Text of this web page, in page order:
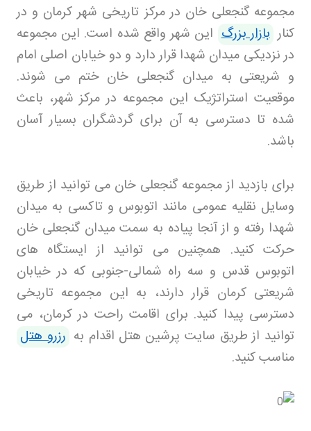
مجموعه گنجعلی خان در مرکز تاریخی شهر کرمان و در
کنار بازار بزرگ این شهر واقع شده است. این مجموعه
در نزدیکی میدان شهدا قرار دارد و دو خیابان اصلی امام
و شریعتی به میدان گنجعلی خان ختم می شوند.
موقعیت استراتژیک این مجموعه در مرکز شهر، باعث
شده تا دسترسی به آن برای گردشگران بسیار آسان
باشد.
برای بازدید از مجموعه گنجعلی خان می توانید از طریق
وسایل نقلیه عمومی مانند اتوبوس و تاکسی به میدان
شهدا رفته و از آنجا پیاده به سمت میدان گنجعلی خان
حرکت کنید. همچنین می توانید از ایستگاه های
اتوبوس قدس و سه راه شمالی-جنوبی که در خیابان
شریعتی کرمان قرار دارند، به این مجموعه تاریخی
دسترسی پیدا کنید. برای اقامت راحت در کرمان، می
توانید از طریق سایت پرشین هتل اقدام به رزرو هتل
مناسب کنید.